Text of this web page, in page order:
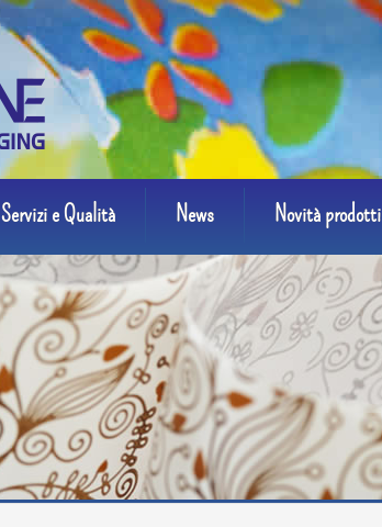
Servizi e Qualità News Novità prodotti